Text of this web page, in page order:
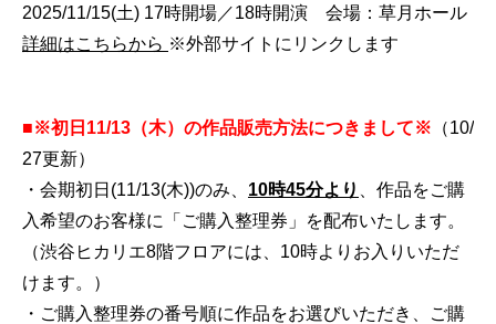
2025/11/15(土) 17時開場／18時開演 会場：草月ホール
詳細はこちらから ※外部サイトにリンクします
■※初日11/13（木）の作品販売方法につきまして※ （10/
27更新）
・会期初日(11/13(木))のみ、 10時45分より
、作品をご購
入希望のお客様に「ご購入整理券」を配布いたします。
（渋谷ヒカリエ8階フロアには、10時よりお入りいただ
けます。）
・ご購入整理券の番号順に作品をお選びいただき、ご購